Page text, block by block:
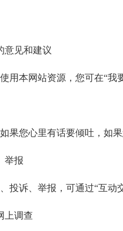
见和建议
本网站资源，您可在“我
您心里有话要倾吐，如果
报
诉、举报，可通过“互动
调查